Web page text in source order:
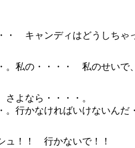
・ キャンディはどうしちゃ
。私の・・・・ 私のせいで
さよなら・・・・。
。行かなければいけないんだ
ュ！！ 行かないで！！